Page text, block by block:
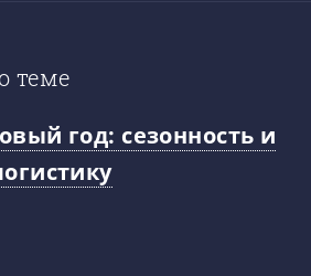
теме
год: сезонность и